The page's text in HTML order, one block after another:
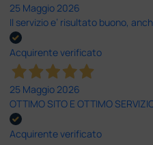
25 Maggio 2026
Il servizio e’ risultato buono,
Acquirente verificato
25 Maggio 2026
OTTIMO SITO E OTTIMO
Acquirente verificato